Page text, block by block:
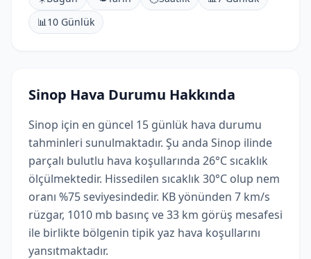
📊10 Günlük
Sinop Hava Durumu Hakkında
Sinop için en güncel 15 günlük hava durumu
tahminleri sunulmaktadır. Şu anda Sinop ilinde
parçalı bulutlu hava koşullarında 26°C sıcaklık
ölçülmektedir. Hissedilen sıcaklık 30°C olup nem
oranı %75 seviyesindedir. KB yönünden 7 km/s
rüzgar, 1010 mb basınç ve 33 km görüş mesafesi
ile birlikte bölgenin tipik yaz hava koşullarını
yansıtmaktadır.